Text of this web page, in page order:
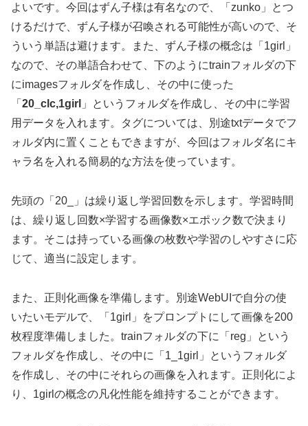
よいです。今回はずん子様は有名なので、「zunko」とつ
けるだけで、ずん子様が召喚される可能性が高いので、そ
ういう単語は避けます。また、ずん子様の概念は「1girl」
なので、その単語合わせて、下のようにtrainフォルダの下
にimagesフォルダを作成し、その中に使った
「 20_clc,1girl 」というフォルダを作成し、その中に学習
用データを入れます。タグについては、別途txtデータでフ
ォルダ内に置くこともできますが、今回はフォルダ名にキ
ャラ名を入れる簡易的な方法を使っています。
先頭の「20_」は繰り返し学習回数を示します。学習時間
は、繰り返し回数×学習する画像数×エポック数で決まり
ます。そこは持っている画像の枚数や学習のしやすさに応
じて、適当に設定します。
また、正則化画像を準備します。別途WebUIで自分の使
いたいモデルで、「1girl」をプロンプトにして画像を200
枚程度準備しました。trainフォルダの下に「reg」という
フォルダを作成し、その中に「1_1girl」というフォルダ
を作成し、その中にそれらの画像を入れます。正則化によ
り、1girlの概念の凡化性能を維持することができます。